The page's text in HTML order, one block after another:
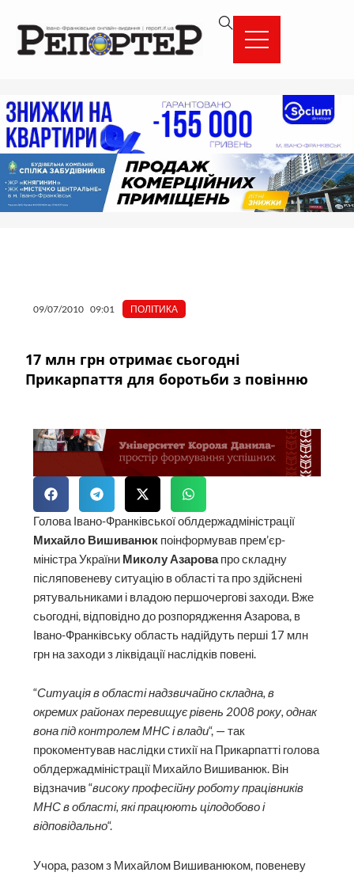
вмісту
09/07/2010 09:01 ПОЛІТИКА
17 млн грн отримає сьогодні
Прикарпаття для боротьби з повінню
Голова Івано-Франківської облдержадміністрації
Михайло Вишиванюк поінформував прем’єр-
міністра України Миколу Азаровапро складну
післяповеневу ситуацію в області та про здійснені
рятувальниками і владою першочергові заходи. Вже
сьогодні, відповідно до розпорядження Азарова, в
Івано-Франківську область надійдуть перші 17 млн
грн на заходи з ліквідації наслідків повені.
“Ситуація в області надзвичайно складна, в
окремих районах перевищує рівень 2008 року, однак
вона під контролем МНС і влади“, — так
прокоментував наслідки стихії на Прикарпатті голова
облдержадміністрації Михайло Вишиванюк. Він
відзначив “високу професійну роботу працівників
МНС в області, які працюють цілодобово і
відповідально“.
Учора, разом з Михайлом Вишиванюком, повеневу